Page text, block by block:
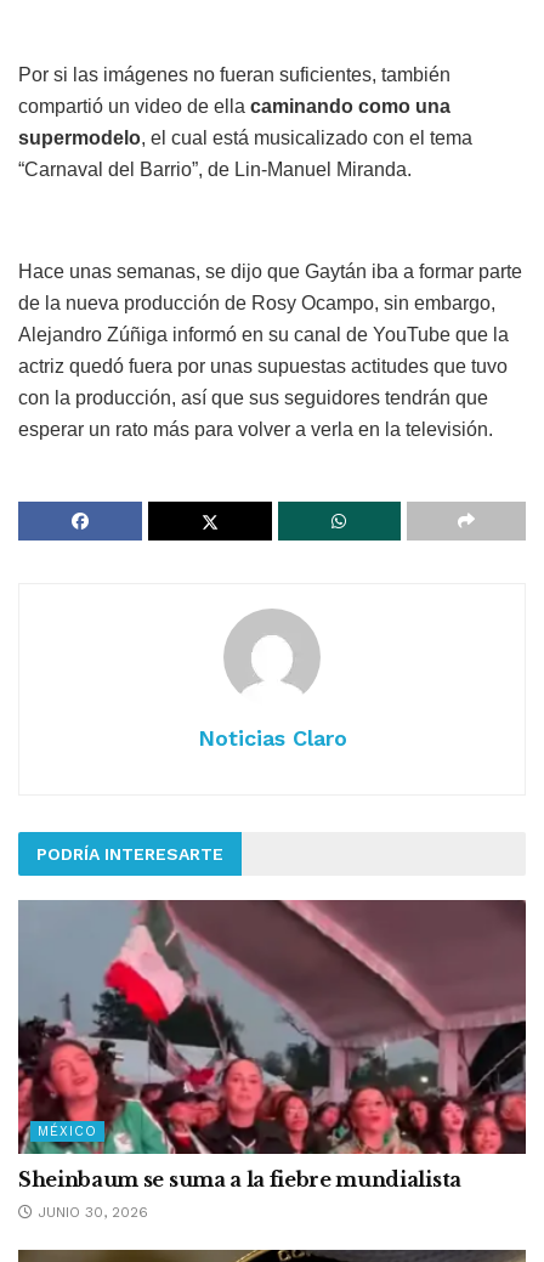
Por si las imágenes no fueran suficientes, también
compartió un video de ella caminando como una
supermodelo, el cual está musicalizado con el tema
“Carnaval del Barrio”, de Lin-Manuel Miranda.
Hace unas semanas, se dijo que Gaytán iba a formar parte
de la nueva producción de Rosy Ocampo, sin embargo,
Alejandro Zúñiga informó en su canal de YouTube que la
actriz quedó fuera por unas supuestas actitudes que tuvo
con la producción, así que sus seguidores tendrán que
esperar un rato más para volver a verla en la televisión.
Noticias Claro
PODRÍA INTERESARTE
MÉXICO
Sheinbaum se suma a la fiebre mundialista
JUNIO 30, 2026